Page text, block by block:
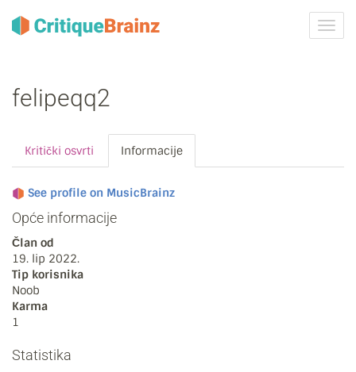
ili
felipeqq2
Kritički osvrti Informacije
See profile on MusicBrainz
Opće informacije
Član od
19. lip 2022.
Tip korisnika
Noob
Karma
1
Statistika